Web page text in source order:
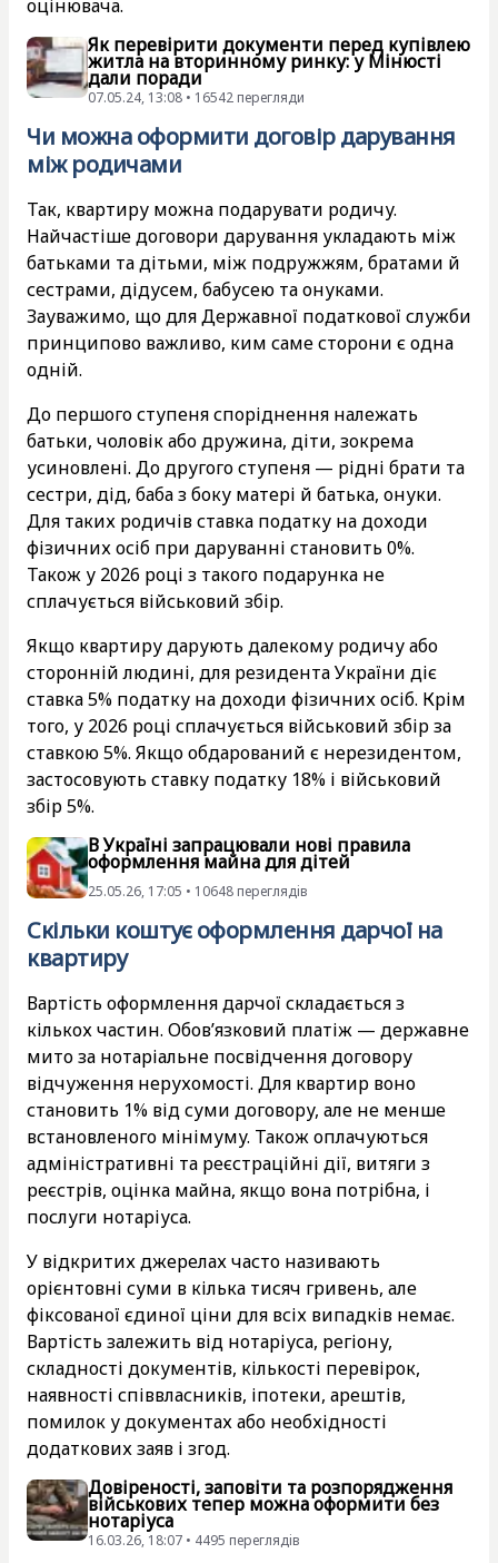
оцінювача.
Як перевірити документи перед купівлею
житла на вторинному ринку: у Мінюсті
дали поради
07.05.24, 13:08 • 16542 перегляди
Чи можна оформити договір дарування
між родичами
Так, квартиру можна подарувати родичу.
Найчастіше договори дарування укладають між
батьками та дітьми, між подружжям, братами й
сестрами, дідусем, бабусею та онуками.
Зауважимо, що для Державної податкової служби
принципово важливо, ким саме сторони є одна
одній.
До першого ступеня споріднення належать
батьки, чоловік або дружина, діти, зокрема
усиновлені. До другого ступеня — рідні брати та
сестри, дід, баба з боку матері й батька, онуки.
Для таких родичів ставка податку на доходи
фізичних осіб при даруванні становить 0%.
Також у 2026 році з такого подарунка не
сплачується військовий збір.
Якщо квартиру дарують далекому родичу або
сторонній людині, для резидента України діє
ставка 5% податку на доходи фізичних осіб. Крім
того, у 2026 році сплачується військовий збір за
ставкою 5%. Якщо обдарований є нерезидентом,
застосовують ставку податку 18% і військовий
збір 5%.
В Україні запрацювали нові правила
оформлення майна для дітей
25.05.26, 17:05 • 10648 переглядiв
Скільки коштує оформлення дарчої на
квартиру
Вартість оформлення дарчої складається з
кількох частин. Обов’язковий платіж — державне
мито за нотаріальне посвідчення договору
відчуження нерухомості. Для квартир воно
становить 1% від суми договору, але не менше
встановленого мінімуму. Також оплачуються
адміністративні та реєстраційні дії, витяги з
реєстрів, оцінка майна, якщо вона потрібна, і
послуги нотаріуса.
У відкритих джерелах часто називають
орієнтовні суми в кілька тисяч гривень, але
фіксованої єдиної ціни для всіх випадків немає.
Вартість залежить від нотаріуса, регіону,
складності документів, кількості перевірок,
наявності співвласників, іпотеки, арештів,
помилок у документах або необхідності
додаткових заяв і згод.
Довіреності, заповіти та розпорядження
військових тепер можна оформити без
нотаріуса
16.03.26, 18:07 • 4495 переглядiв